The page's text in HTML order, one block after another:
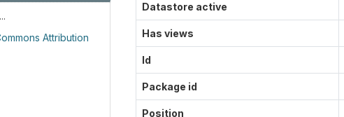
Attribution
Datastore active
Has views
Id
Package id
Position